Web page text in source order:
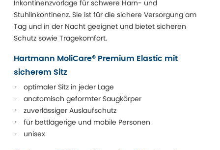
Inkontinenzvorlage für schwere Harn- und
Stuhlinkontinenz. Sie ist für die sichere Versorgung am
Tag und in der Nacht geeignet und bietet sicheren
Schutz sowie Tragekomfort.
Hartmann MoliCare® Premium Elastic mit
sicherem Sitz
optimaler Sitz in jeder Lage
anatomisch geformter Saugkörper
zuverlässiger Auslaufschutz
für bettlägerige und mobile Personen
unisex